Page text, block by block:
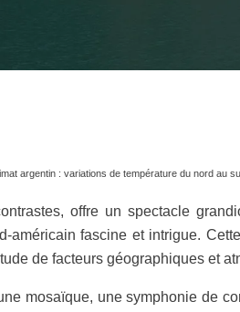
argentin : variations de température du nord au
offre un spectacle
américain fascine et intrigue.
de facteurs géographiques et
mosaïque, une symphonie de